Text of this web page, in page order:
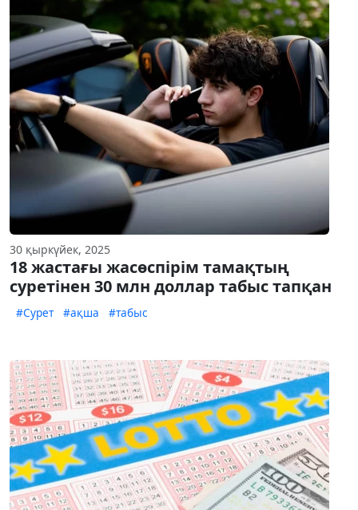
30 қыркүйек, 2025
18 жастағы жасөспірім тамақтың
суретінен 30 млн доллар табыс тапқан
#Сурет #ақша #табыс